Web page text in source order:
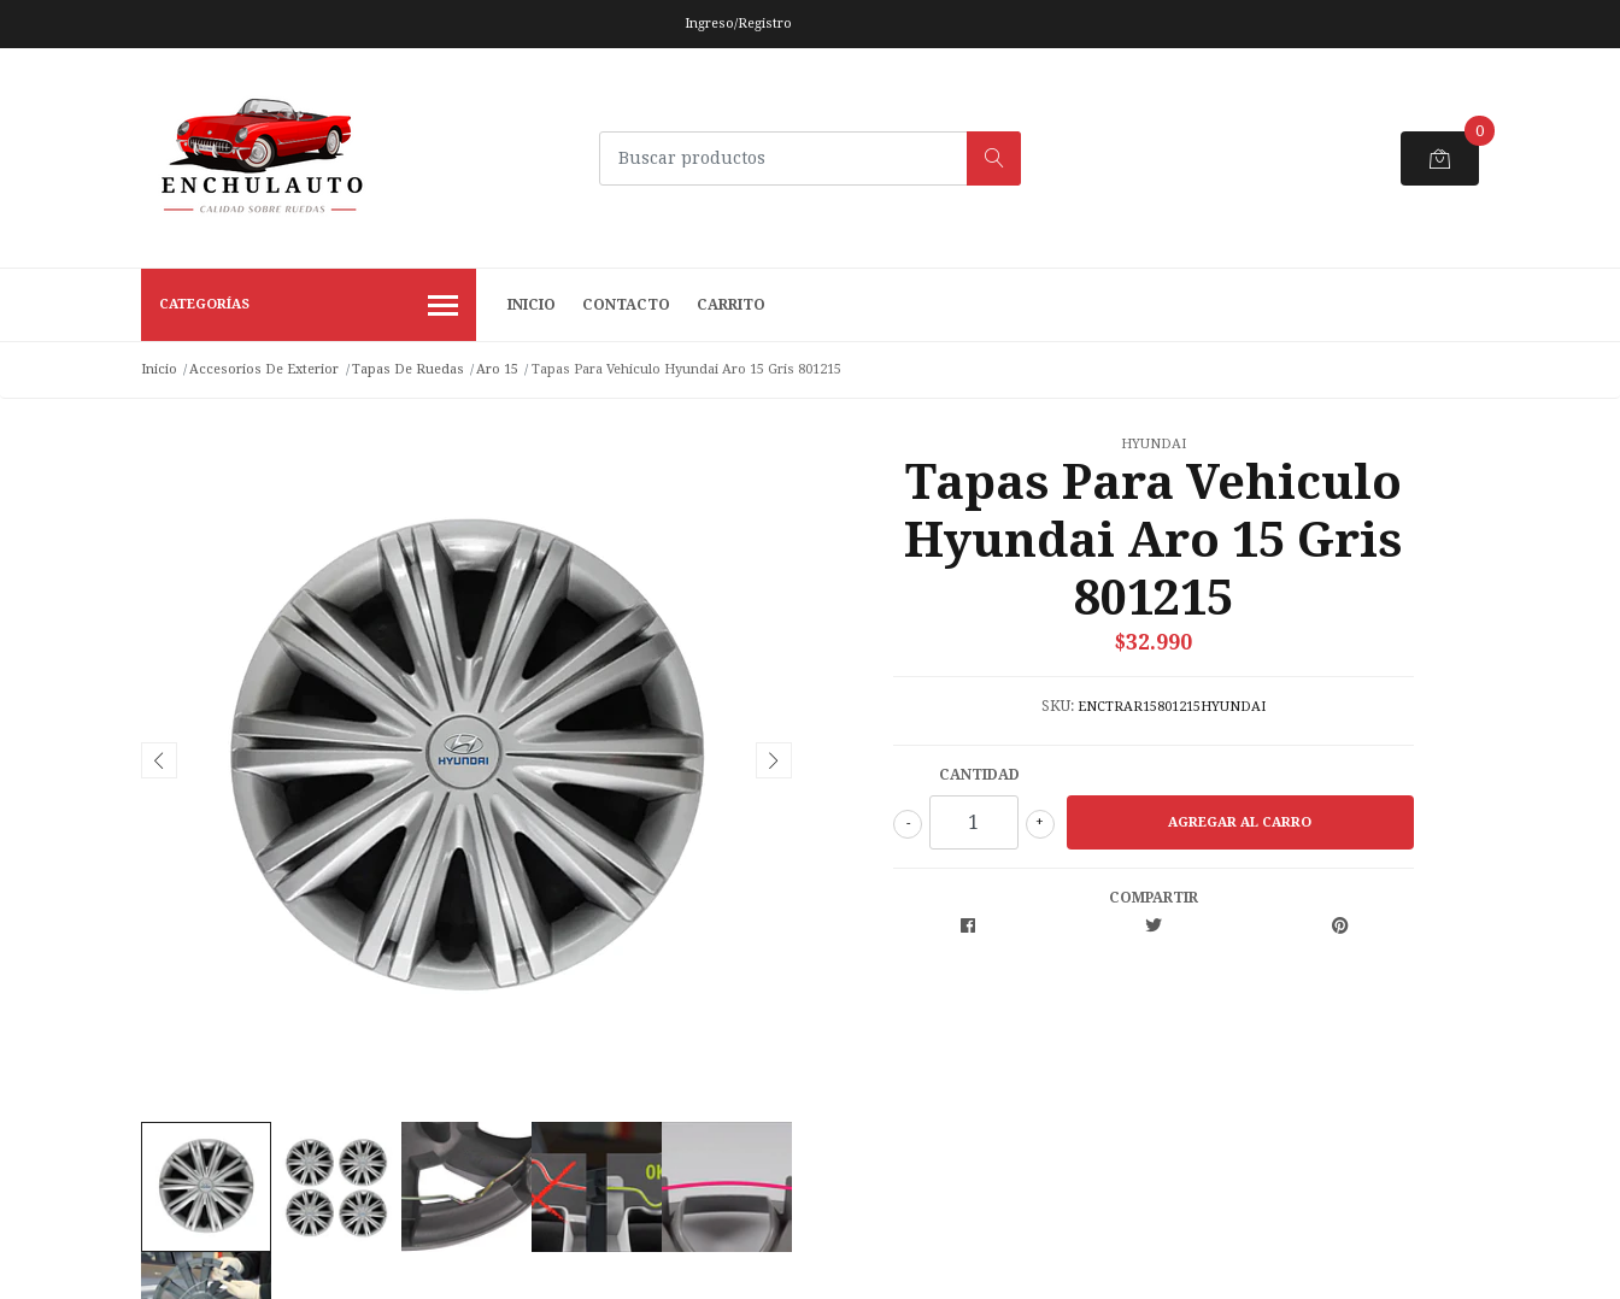
Ingreso/Registro
0
CATEGORÍAS INICIO CONTACTO CARRITO
Inicio Accesorios De Exterior Tapas De Ruedas Aro 15 Tapas Para Vehiculo Hyundai Aro 15 Gris 801215
HYUNDAI
Tapas Para Vehiculo
Hyundai Aro 15 Gris
801215
$32.990
SKU: ENCTRAR15801215HYUNDAI
CANTIDAD
+
-
COMPARTIR